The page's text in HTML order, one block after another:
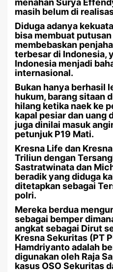
menahan Surya
masih belum di
Diduga adanya
bisa membuat
membebaskan
terbesar di Indonesia,
Indonesia menjadi
internasional.
Bukan hanya berhasil
hukum, barang sitaan
hilang ketika naek ke
kapal pesiar dan uang
juga dinilai masuk
petunjuk P19 Mati.
Kresna Life dan
Triliun dengan
Sastratwinata dan
beradik yang diduga
ditetapkan sebagai
polri.
Mereka berdua
sebagai bemper
angkat sebagai Dirut
Kresna Sekuritas (PT
Hamdriyanto adalah
digunakan oleh Raja
kasus OSO Sekuritas